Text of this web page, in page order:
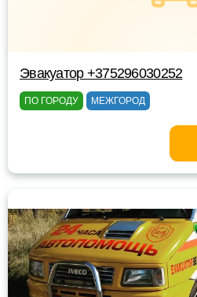
Эвакуатор +375296030252
ПО ГОРОДУ МЕЖГОРОД